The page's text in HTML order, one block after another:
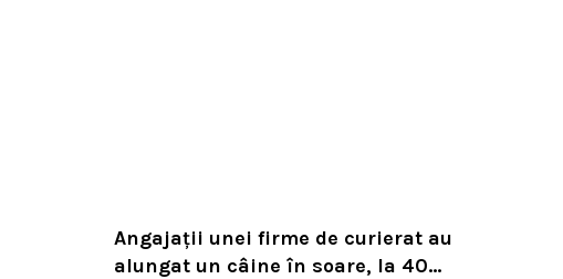
Angajații unei firme de curierat au
alungat un câine în soare, la 40